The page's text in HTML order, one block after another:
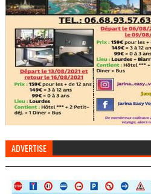
ADVERTISE